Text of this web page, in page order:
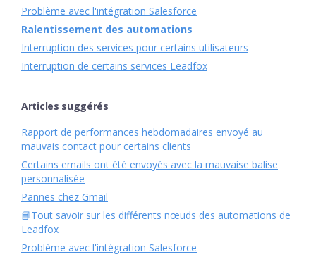
Problème avec l'intégration Salesforce
Ralentissement des automations
Interruption des services pour certains utilisateurs
Interruption de certains services Leadfox
Articles suggérés
Rapport de performances hebdomadaires envoyé au
mauvais contact pour certains clients
Certains emails ont été envoyés avec la mauvaise balise
personnalisée
Pannes chez Gmail
📘Tout savoir sur les différents nœuds des automations de
Leadfox
Problème avec l'intégration Salesforce